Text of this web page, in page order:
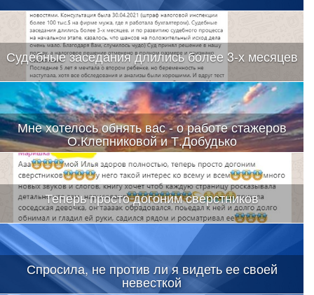
Судебные заседания длились более 3-х месяцев
Мне хотелось обнять вас - о работе стажеров
О.Клепниковой и Т.Добудько
Теперь просто догоним сверстников
Спросила, не против ли я видеть ее своей
невесткой